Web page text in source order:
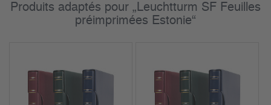
Produits adaptés pour „Leuchtturm SF Feuilles
préimprimées Estonie“